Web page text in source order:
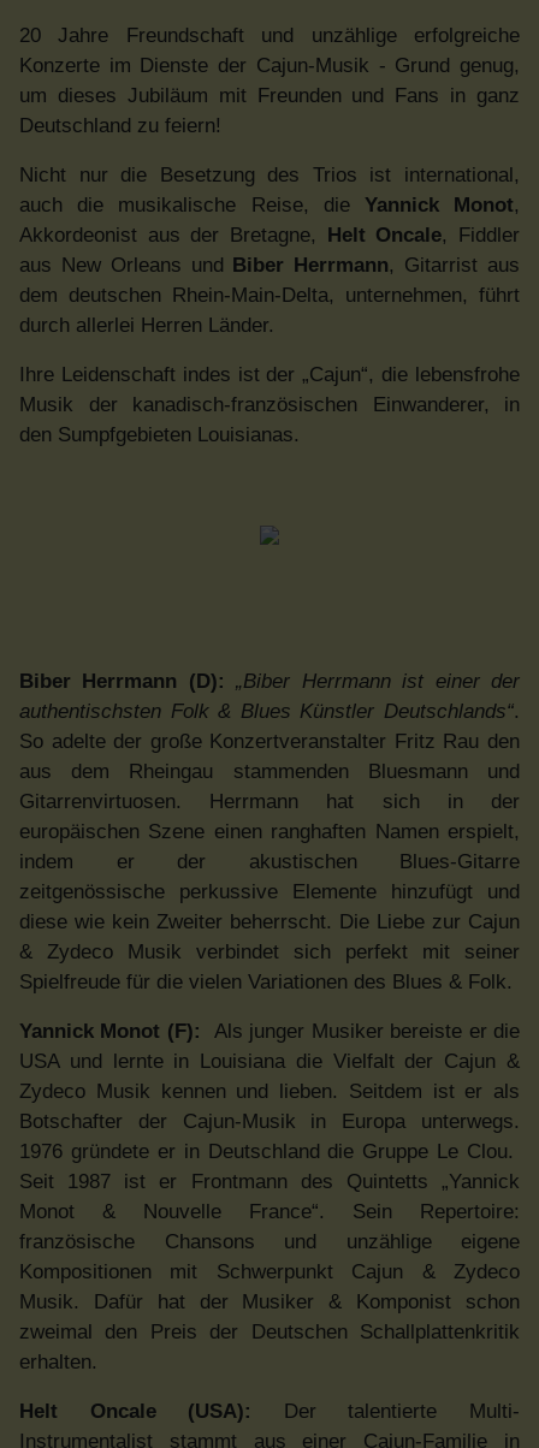
20 Jahre Freundschaft und unzählige erfolgreiche
Konzerte im Dienste der Cajun-Musik - Grund genug,
um dieses Jubiläum mit Freunden und Fans in ganz
Deutschland zu feiern!
Nicht nur die Besetzung des Trios ist international,
auch die musikalische Reise, die Yannick Monot,
Akkordeonist aus der Bretagne, Helt Oncale, Fiddler
aus New Orleans und Biber Herrmann, Gitarrist aus
dem deutschen Rhein-Main-Delta, unternehmen, führt
durch allerlei Herren Länder.
Ihre Leidenschaft indes ist der „Cajun“, die lebensfrohe
Musik der kanadisch-französischen Einwanderer, in
den Sumpfgebieten Louisianas.
Biber Herrmann (D):„Biber Herrmann ist einer der
authentischsten Folk & Blues Künstler Deutschlands“.
So adelte der große Konzertveranstalter Fritz Rau den
aus dem Rheingau stammenden Bluesmann und
Gitarrenvirtuosen. Herrmann hat sich in der
europäischen Szene einen ranghaften Namen erspielt,
indem er der akustischen Blues-Gitarre
zeitgenössische perkussive Elemente hinzufügt und
diese wie kein Zweiter beherrscht. Die Liebe zur Cajun
& Zydeco Musik verbindet sich perfekt mit seiner
Spielfreude für die vielen Variationen des Blues & Folk.
Yannick Monot (F): Als junger Musiker bereiste er die
USA und lernte in Louisiana die Vielfalt der Cajun &
Zydeco Musik kennen und lieben. Seitdem ist er als
Botschafter der Cajun-Musik in Europa unterwegs.
1976 gründete er in Deutschland die Gruppe Le Clou.
Seit 1987 ist er Frontmann des Quintetts „Yannick
Monot & Nouvelle France“. Sein Repertoire:
französische Chansons und unzählige eigene
Kompositionen mit Schwerpunkt Cajun & Zydeco
Musik. Dafür hat der Musiker & Komponist schon
zweimal den Preis der Deutschen Schallplattenkritik
erhalten.
Helt Oncale (USA): Der talentierte Multi-
Instrumentalist stammt aus einer Cajun-Familie in